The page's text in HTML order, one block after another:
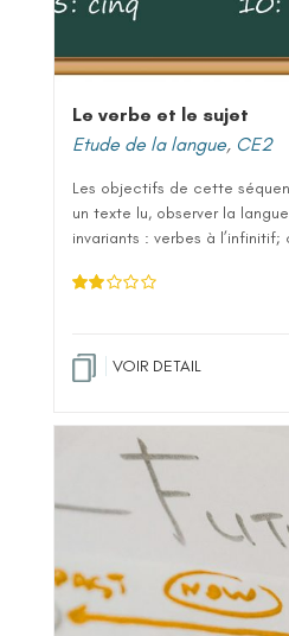
Le verbe et le sujet
Etude de la langue, CE2
Les objectifs de cette
un texte lu, observer la
invariants : verbes à l’infinitif;
VOIR DETAIL